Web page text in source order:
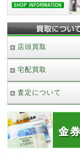
店頭買取
宅配買取
査定について